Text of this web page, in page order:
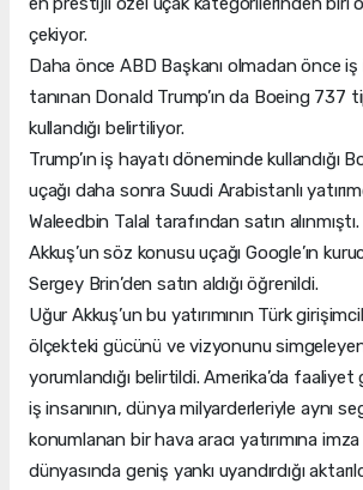
çekiyor.
Daha önce ABD Başkanı olmadan önce iş
tanınan Donald Trump’ın da Boeing 737
kullandığı belirtiliyor.
Trump’ın iş hayatı döneminde kullandığı
uçağı daha sonra Suudi Arabistanlı
Waleedbin Talal tarafından satın
Akkuş’un söz konusu uçağı Google’ın
Sergey Brin’den satın aldığı öğrenildi.
Uğur Akkuş’un bu yatırımının Türk
ölçekteki gücünü ve vizyonunu
yorumlandığı belirtildi. Amerika’da
iş insanının, dünya milyarderleriyle aynı
konumlanan bir hava aracı yatırımına
dünyasında geniş yankı uyandırdığı